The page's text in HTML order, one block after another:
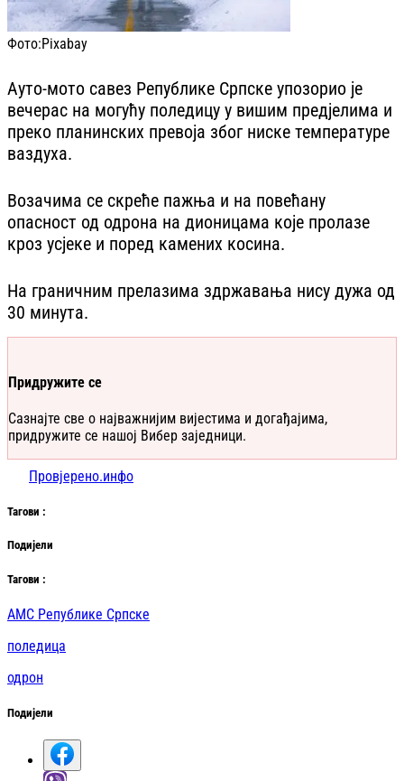
Фото:Pixabay
Ауто-мото савез Републике Српске упозорио је
вечерас на могућу поледицу у вишим предјелима и
преко планинских превоја због ниске температуре
ваздуха.
Возачима се скреће пажња и на повећану
опасност од одрона на дионицама које пролазе
кроз усјеке и поред камених косина.
На граничним прелазима здржавања нису дужа од
30 минута.
Придружите се
Сазнајте све о најважнијим вијестима и догађајима,
придружите се нашој Вибер заједници.
Провјерено.инфо
Тагови :
Подијели
Тагови :
АМС Републике Српске
поледица
одрон
Подијели